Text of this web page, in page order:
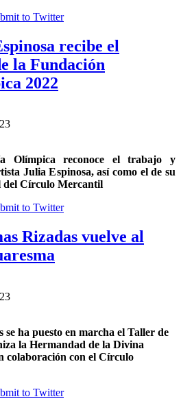
recibe el
la Fundación
2022
Olímpica reconoce el trabajo y
Julia Espinosa, así como el de su
del Círculo Mercantil
Rizadas vuelve al
se ha puesto en marcha el Taller de
la Hermandad de la Divina
colaboración con el Círculo